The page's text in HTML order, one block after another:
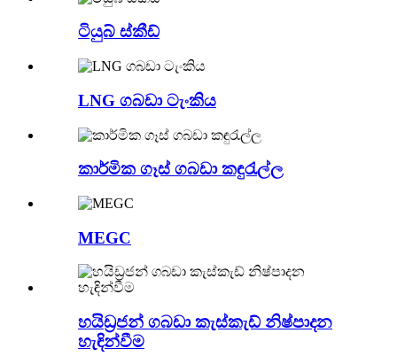
ටියුබ් ස්කීඩ්
LNG ගබඩා ටැංකිය
කාර්මික ගෑස් ගබඩා කඳුරැල්ල
MEGC
හයිඩ්‍රජන් ගබඩා කැස්කැඩ් නිෂ්පාදන
හැඳින්වීම